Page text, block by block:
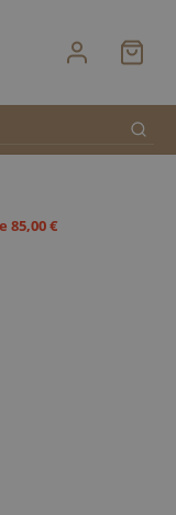
85,00 €